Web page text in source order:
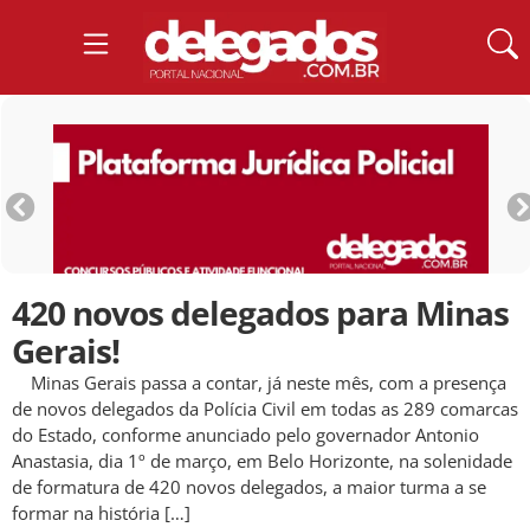
420 novos delegados para Minas
Gerais!
Minas Gerais passa a contar, já neste mês, com a presença
de novos delegados da Polícia Civil em todas as 289 comarcas
do Estado, conforme anunciado pelo governador Antonio
Anastasia, dia 1º de março, em Belo Horizonte, na solenidade
de formatura de 420 novos delegados, a maior turma a se
formar na história […]